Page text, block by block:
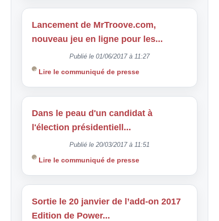
Lancement de MrTroove.com,
nouveau jeu en ligne pour les...
Publié le 01/06/2017 à 11:27
Lire le communiqué de presse
Dans le peau d'un candidat à
l'élection présidentiell...
Publié le 20/03/2017 à 11:51
Lire le communiqué de presse
Sortie le 20 janvier de l’add-on 2017
Edition de Power...